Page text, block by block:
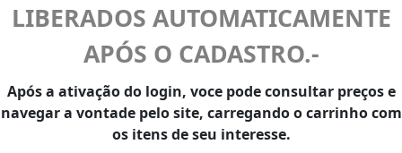
LIBERADOS AUTOMATICAMENTE
APÓS O CADASTRO.-
Após a ativação do login, voce pode consultar preços e
navegar a vontade pelo site, carregando o carrinho com
os itens de seu interesse.